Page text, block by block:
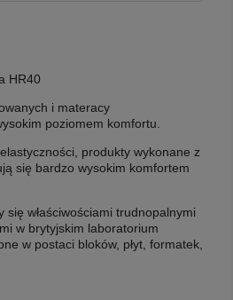
HR40
i materacy
poziomem komfortu.
produkty wykonane z
się bardzo wysokim komfortem
się właściwościami trudnopalnymi
w brytyjskim laboratorium
w postaci bloków, płyt, formatek,